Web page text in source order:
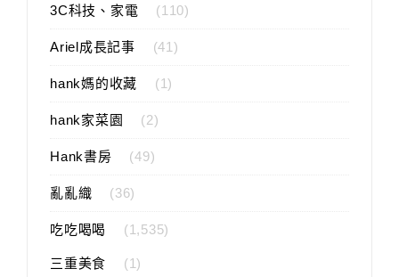
3C科技、家電 (110)
Ariel成長記事 (41)
hank媽的收藏 (1)
hank家菜園 (2)
Hank書房 (49)
亂亂織 (36)
吃吃喝喝 (1,535)
三重美食 (1)